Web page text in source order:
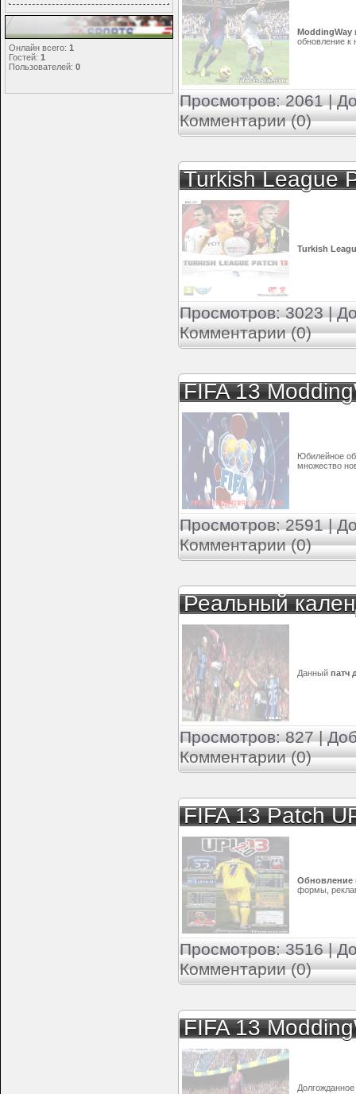
Онлайн всего: 1
Гостей: 1
Пользователей: 0
ModdingWay
обновление к
Просмотров: 2061 |
Комментарии (0)
Turkish League
Turkish
Просмотров: 3023 |
Комментарии (0)
FIFA 13
Юбилейное
множество
Просмотров: 2591 |
Комментарии (0)
Реальный
Данный патч
Просмотров: 827 |
Комментарии (0)
FIFA 13 Patch
Обновление
формы,
Просмотров: 3516 |
Комментарии (0)
FIFA 13